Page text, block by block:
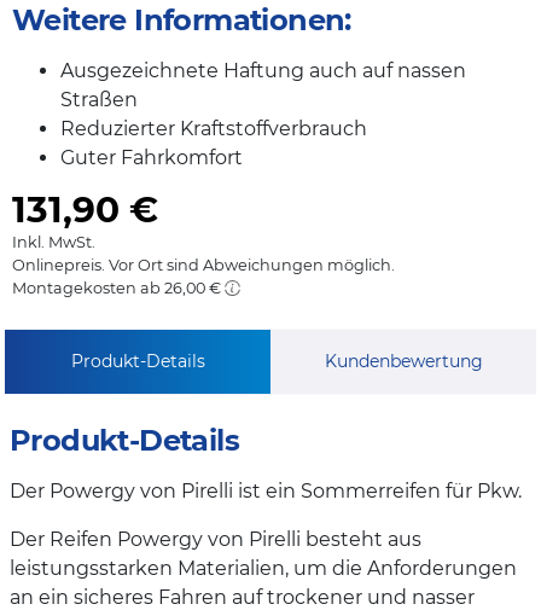
Weitere Informationen:
Ausgezeichnete Haftung auch auf nassen
Straßen
Reduzierter Kraftstoffverbrauch
Guter Fahrkomfort
131,90 €
Inkl. MwSt.
Onlinepreis. Vor Ort sind Abweichungen möglich.
Montagekosten ab 26,00 €
Produkt-Details Kundenbewertung
Produkt-Details
Der Powergy von Pirelli ist ein Sommerreifen für Pkw.
Der Reifen Powergy von Pirelli besteht aus
leistungsstarken Materialien, um die Anforderungen
an ein sicheres Fahren auf trockener und nasser